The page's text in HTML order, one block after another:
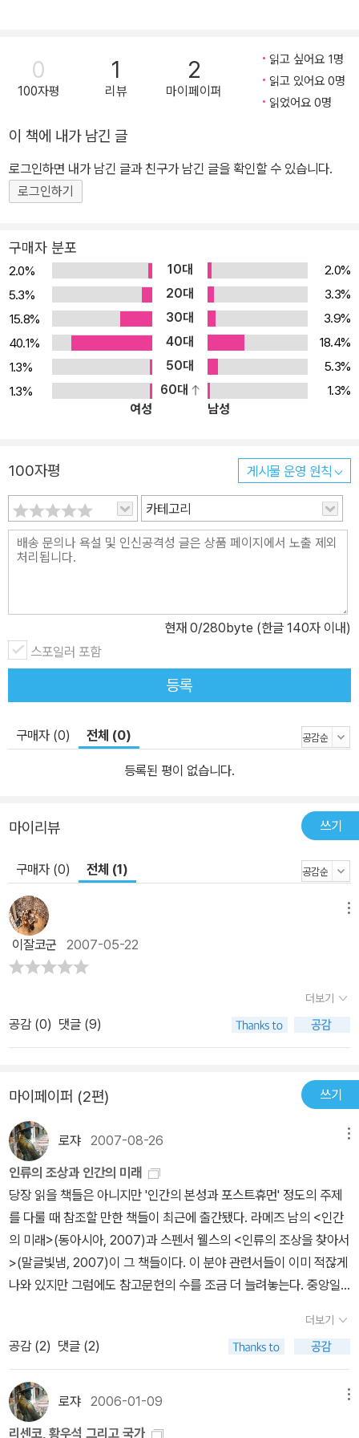
확히 이해하기 위해 자료를 모으고 논문을 닥치는 대로 읽었다. 아파
트를 탐구하며 깨달은 것은, 아파트를 이루는 모든 것이 과학적 토대
위에 있다는 사실이다. 또한 아파트는 인간이 살아가는 공간이기에
합하는 ‘통섭의 장’이라는 점이다. 서울대학교 자연대학에서 분자생
물학을 공부하고 같은 대학 환경대학원에서 도시 및 지역 계획학 석
사학위를 받았다. 동아사이언스가 발행하는 「과학동아」 기자를 거쳐,
0
100자평
1
리뷰
2
마이페이퍼
읽고 싶어요 1명
읽고 있어요 0명
읽었어요 0명
이 책에 내가 남긴 글
로그인하면 내가 남긴 글과 친구가 남긴 글을 확인할 수 있습니다.
로그인하기
구매자 분포
2.0% 10대
2.0%
5.3%
20대
3.3%
15.8%
30대
3.9%
40.1%
40대
18.4%
1.3%
50대
5.3%
1.3%
60대
1.3%
여성
남성
100자평 게시물 운영 원칙
카테고리
현재 0/280byte (한글 140자 이내)
스포일러 포함
등록
구매자 (0) 전체 (0)
등록된 평이 없습니다.
마이리뷰 쓰기
구매자 (0) 전체 (1)
이잘코군 2007-05-22
더보기
공감 (0) 댓글 (9)
마이페이퍼 (2편) 쓰기
로쟈 2007-08-26
인류의 조상과 인간의 미래
당장 읽을 책들은 아니지만 '인간의 본성과 포스트휴먼' 정도의 주제
를 다룰 때 참조할 만한 책들이 최근에 출간됐다. 라메즈 남의 <인간
의 미래>(동아시아, 2007)과 스펜서 웰스의 <인류의 조상을 찾아서
>(말글빛냄, 2007)이 그 책들이다. 이 분야 관련서들이 이미 적잖게
나와 있지만 그럼에도 참고문헌의 수를 조금 더 늘려놓는다. 중앙일
자는 알고있다 인류의 시작과 끝을 인간이 어디에서 왔고, 어디로 가
는지에 대한 고민은 역사와 철학의 과제만은 아니다. 이는 과학의 숙
제이기도 하다. 특히 도약을 거듭하고 있는 유전학은 인간 기원의 실
마리와 함께 그 미래 전망을 동시에 제공하는 핵심 도구다. 미국의 과
학전문가 라메즈 남은 인류의 미래를, 인구유전학자인 스펜서 웰스는
더보기
공감 (2) 댓글 (2)
로쟈 2006-01-09
리센코, 황우석 그리고 국가